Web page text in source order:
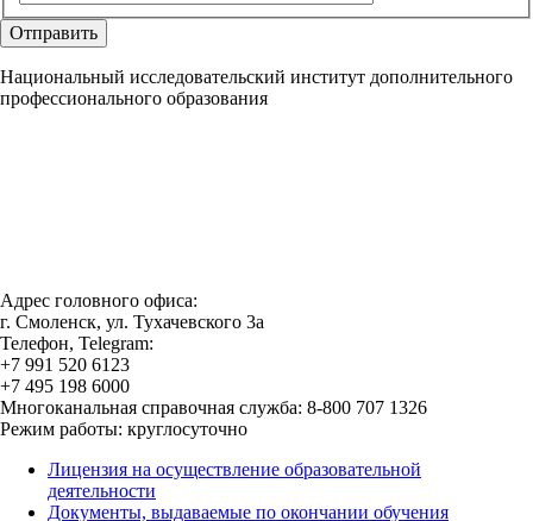
Отправить
Национальный исследовательский институт дополнительного
профессионального образования
Адрес головного офиса:
г. Смоленск, ул. Тухачевского 3а
Телефон, Telegram:
+7 991 520 6123
+7 495 198 6000
Многоканальная справочная служба: 8-800 707 1326
Режим работы: круглосуточно
Лицензия на осуществление образовательной
деятельности
Документы, выдаваемые по окончании обучения